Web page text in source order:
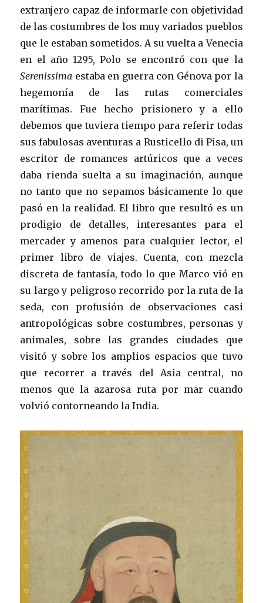
extranjero capaz de informarle con objetividad
de las costumbres de los muy variados pueblos
que le estaban sometidos. A su vuelta a Venecia
en el año 1295, Polo se encontró con que la
Serenissima estaba en guerra con Génova por la
hegemonía de las rutas comerciales
marítimas. Fue hecho prisionero y a ello
debemos que tuviera tiempo para referir todas
sus fabulosas aventuras a Rusticello di Pisa, un
escritor de romances artúricos que a veces
daba rienda suelta a su imaginación, aunque
no tanto que no sepamos básicamente lo que
pasó en la realidad. El libro que resultó es un
prodigio de detalles, interesantes para el
mercader y amenos para cualquier lector, el
primer libro de viajes. Cuenta, con mezcla
discreta de fantasía, todo lo que Marco vió en
su largo y peligroso recorrido por la ruta de la
seda, con profusión de observaciones casi
antropológicas sobre costumbres, personas y
animales, sobre las grandes ciudades que
visitó y sobre los amplios espacios que tuvo
que recorrer a través del Asia central, no
menos que la azarosa ruta por mar cuando
volvió contorneando la India.